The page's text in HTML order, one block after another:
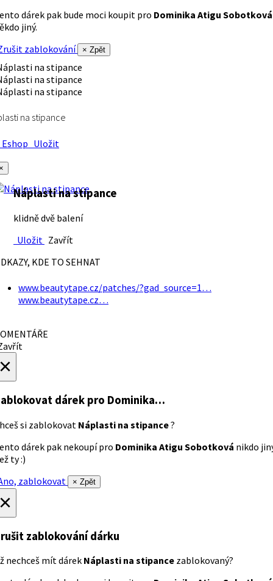
dárek pak bude moci koupit pro Dominika Atigu Sobotková
jiný.
zablokování
× Zpět
na stipance
Uložit
Náplasti na stipance
klidně dvě balení
Uložit Zavřít
KDE TO SEHNAT
www.beautytape.cz/patches/?gad_source=1…
www.beautytape.cz…
dárek pro Dominika…
si zablokovat Náplasti na stipance?
dárek pak nekoupí pro Dominika Atigu Sobotková nikdo
ty :)
zablokovat
× Zpět
zablokování dárku
nechceš mít dárek Náplasti na stipance zablokovaný?